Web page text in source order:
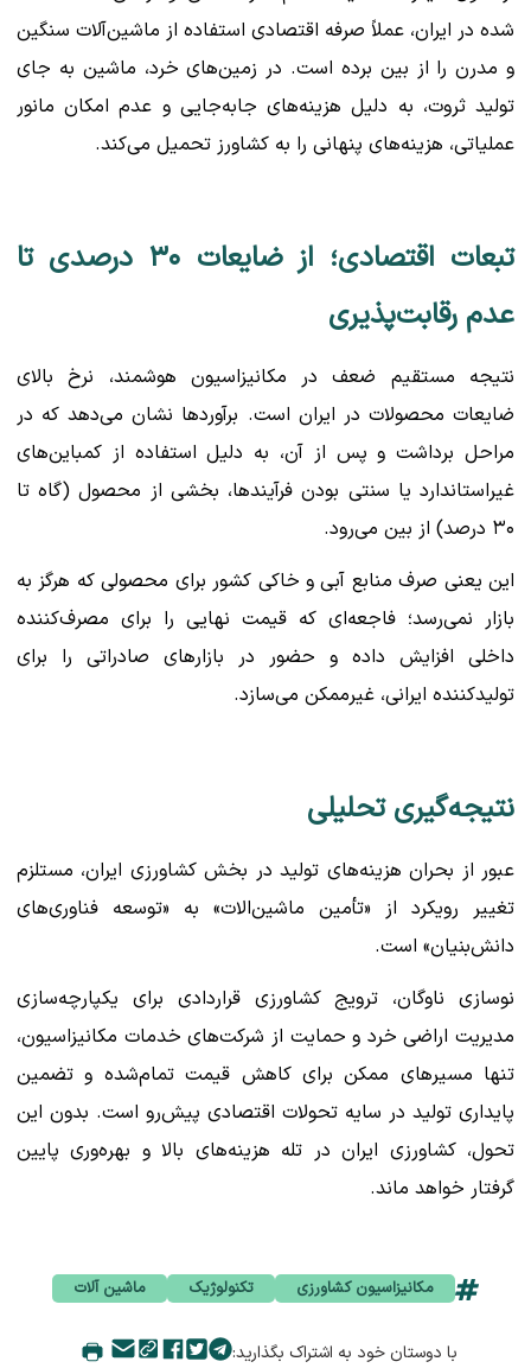
شده در ایران، عملاً صرفه اقتصادی استفاده از ماشین‌آلات سنگین
و مدرن را از بین برده است. در زمین‌های خرد، ماشین به جای
تولید ثروت، به دلیل هزینه‌های جابه‌جایی و عدم امکان مانور
عملیاتی، هزینه‌های پنهانی را به کشاورز تحمیل می‌کند.
تبعات اقتصادی؛ از ضایعات ۳۰ درصدی تا
عدم رقابت‌پذیری
نتیجه مستقیم ضعف در مکانیزاسیون هوشمند، نرخ بالای
ضایعات محصولات در ایران است. برآوردها نشان می‌دهد که در
مراحل برداشت و پس از آن، به دلیل استفاده از کمباین‌های
غیراستاندارد یا سنتی بودن فرآیندها، بخشی از محصول (گاه تا
۳۰ درصد) از بین می‌رود.
این یعنی صرف منابع آبی و خاکی کشور برای محصولی که هرگز به
بازار نمی‌رسد؛ فاجعه‌ای که قیمت نهایی را برای مصرف‌کننده
داخلی افزایش داده و حضور در بازارهای صادراتی را برای
تولیدکننده ایرانی، غیرممکن می‌سازد.
نتیجه‌گیری تحلیلی
عبور از بحران هزینه‌های تولید در بخش کشاورزی ایران، مستلزم
تغییر رویکرد از «تأمین ماشین‌الات» به «توسعه فناوری‌های
دانش‌بنیان» است.
نوسازی ناوگان، ترویج کشاورزی قراردادی برای یکپارچه‌سازی
مدیریت اراضی خرد و حمایت از شرکت‌های خدمات مکانیزاسیون،
تنها مسیرهای ممکن برای کاهش قیمت تمام‌شده و تضمین
پایداری تولید در سایه تحولات اقتصادی پیش‌رو است. بدون این
تحول، کشاورزی ایران در تله هزینه‌های بالا و بهره‌وری پایین
گرفتار خواهد ماند.
مکانیزاسیون کشاورزی تکنولوژیک ماشین آلات
با دوستان خود به اشتراک بگذارید: